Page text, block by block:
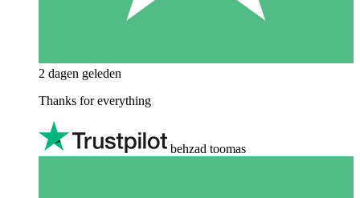
2 dagen geleden
Thanks for everything
behzad toomas